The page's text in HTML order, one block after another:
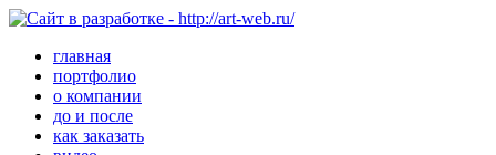
главная
портфолио
о компании
до и после
как заказать